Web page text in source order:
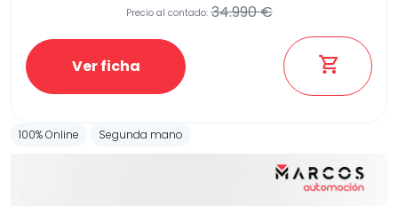
Precio al contado: 34.990 €
Ver ficha
100% Online Segunda mano